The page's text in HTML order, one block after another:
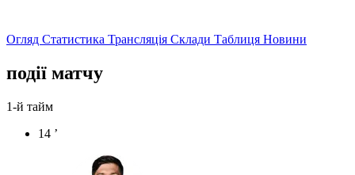
Огляд Статистика Трансляція Склади Таблиця Новини
події матчу
1-й тайм
14 ’